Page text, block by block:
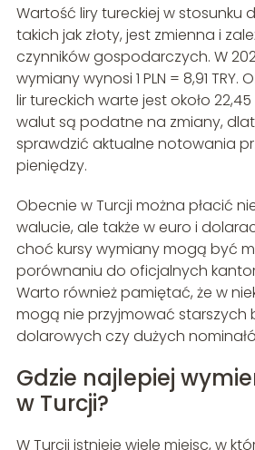
Wartość liry tureckiej w stosunku
takich jak złoty, jest zmienna i
czynników gospodarczych. W
wymiany wynosi 1 PLN = 8,91 TRY.
lir tureckich warte jest około 22,45
walut są podatne na zmiany,
sprawdzić aktualne notowania
pieniędzy.
Obecnie w Turcji można płacić
walucie, ale także w euro i
choć kursy wymiany mogą być
porównaniu do oficjalnych
Warto również pamiętać, że w
mogą nie przyjmować starszych
dolarowych czy dużych
Gdzie najlepiej
w Turcji?
W Turcji istnieje wiele miejsc, w